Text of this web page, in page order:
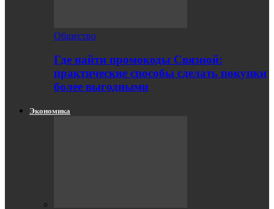
Общество
Где найти промокоды Связной:
практические способы сделать покупки
более выгодными
Экономика